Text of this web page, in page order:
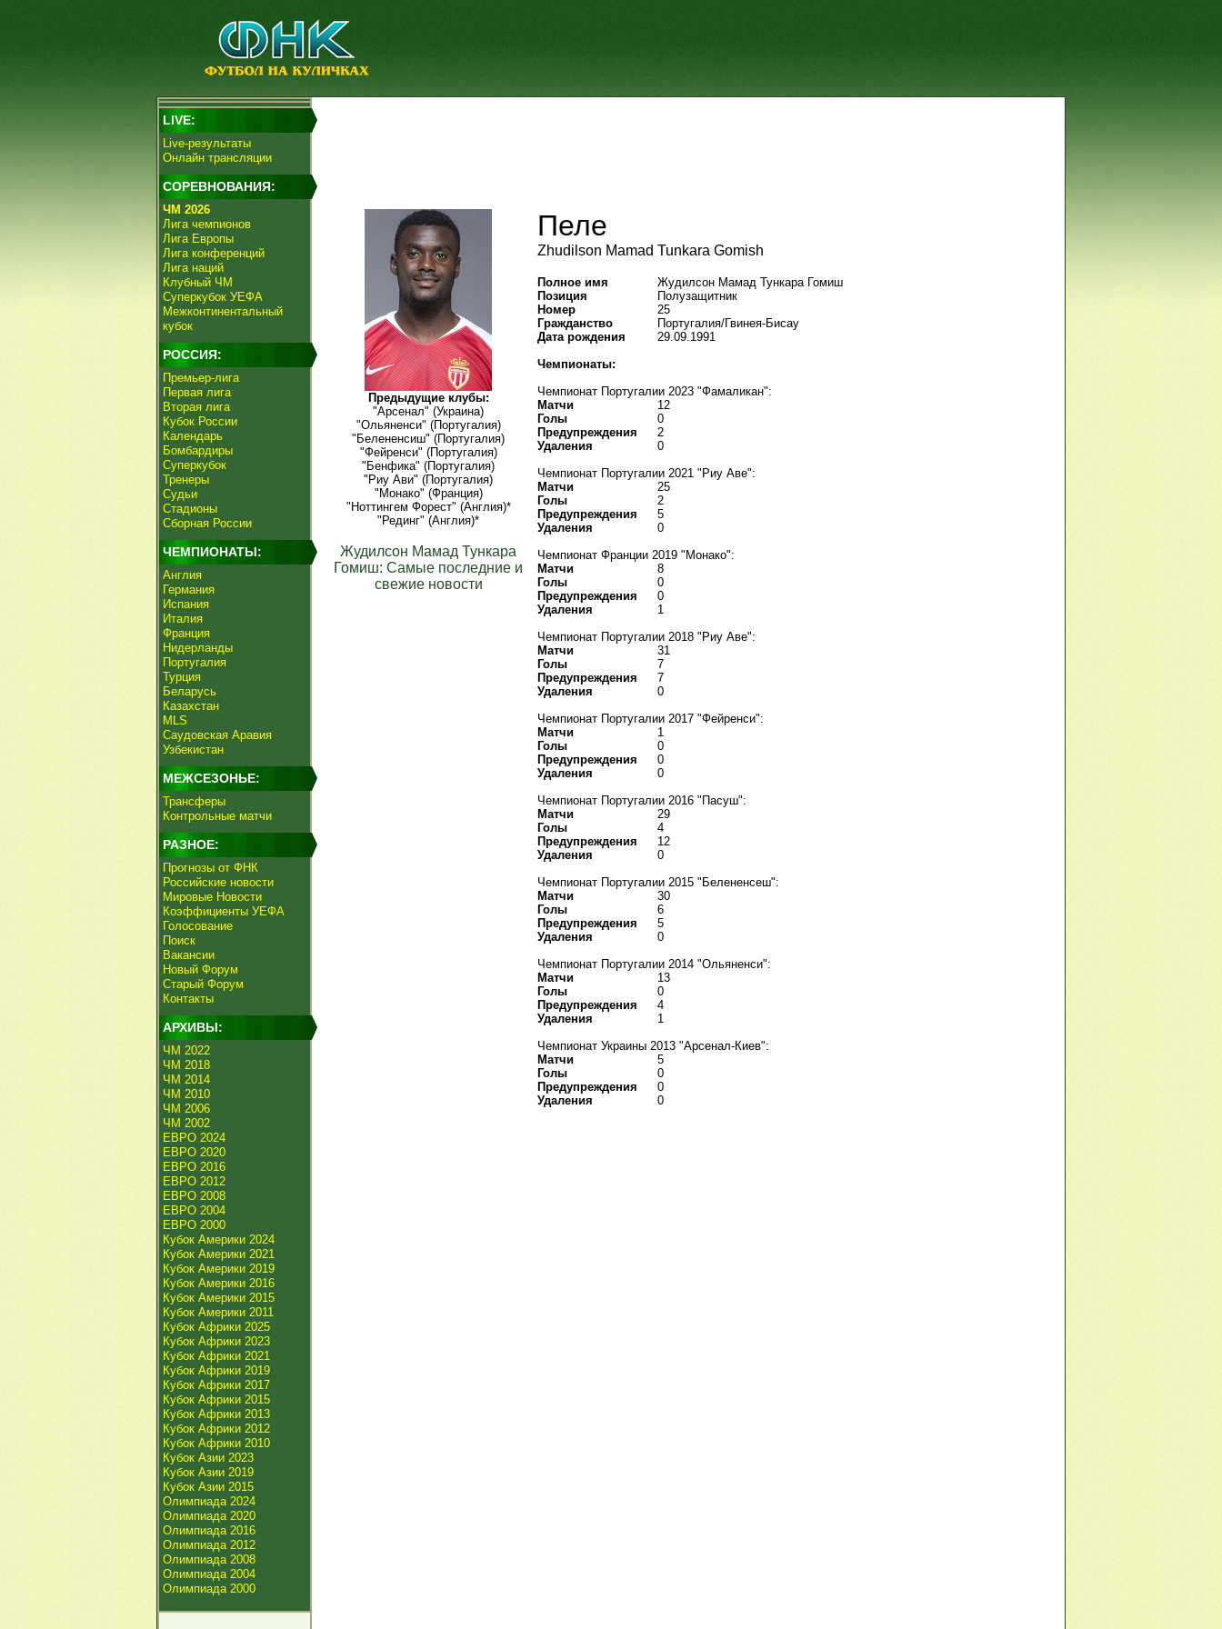
LIVE:
Live-результаты
Онлайн трансляции
СОРЕВНОВАНИЯ:
ЧМ 2026
Лига чемпионов
Лига Европы
Лига конференций
Лига наций
Клубный ЧМ
Суперкубок УЕФА
Межконтинентальный
кубок
РОССИЯ:
Премьер-лига
Первая лига
Вторая лига
Кубок России
Календарь
Бомбардиры
Суперкубок
Тренеры
Судьи
Стадионы
Сборная России
ЧЕМПИОНАТЫ:
Англия
Германия
Испания
Италия
Франция
Нидерланды
Португалия
Турция
Беларусь
Казахстан
MLS
Саудовская Аравия
Узбекистан
МЕЖСЕЗОНЬЕ:
Трансферы
Контрольные матчи
РАЗНОЕ:
Прогнозы от ФНК
Российские новости
Мировые Новости
Коэффициенты УЕФА
Голосование
Поиск
Вакансии
Новый Форум
Старый Форум
Контакты
АРХИВЫ:
ЧМ 2022
ЧМ 2018
ЧМ 2014
ЧМ 2010
ЧМ 2006
ЧМ 2002
ЕВРО 2024
ЕВРО 2020
ЕВРО 2016
ЕВРО 2012
ЕВРО 2008
ЕВРО 2004
ЕВРО 2000
Кубок Америки 2024
Кубок Америки 2021
Кубок Америки 2019
Кубок Америки 2016
Кубок Америки 2015
Кубок Америки 2011
Кубок Африки 2025
Кубок Африки 2023
Кубок Африки 2021
Кубок Африки 2019
Кубок Африки 2017
Кубок Африки 2015
Кубок Африки 2013
Кубок Африки 2012
Кубок Африки 2010
Кубок Азии 2023
Кубок Азии 2019
Кубок Азии 2015
Олимпиада 2024
Олимпиада 2020
Олимпиада 2016
Олимпиада 2012
Олимпиада 2008
Олимпиада 2004
Олимпиада 2000
Предыдущие клубы:
"Арсенал" (Украина)
"Ольяненси" (Португалия)
"Белененсиш" (Португалия)
"Фейренси" (Португалия)
"Бенфика" (Португалия)
"Риу Ави" (Португалия)
"Монако" (Франция)
"Ноттингем Форест" (Англия)*
"Рединг" (Англия)*
Жудилсон Мамад Тункара
Гомиш: Самые последние и
свежие новости
Пеле
Zhudilson Mamad Tunkara Gomish
Полное имя
Жудилсон Мамад Тункара Гомиш
Позиция
Полузащитник
Номер
25
Гражданство
Португалия/Гвинея-Бисау
Дата рождения
29.09.1991
Чемпионаты:
Чемпионат Португалии 2023 "Фамаликан":
Матчи
12
Голы
0
Предупреждения
2
Удаления
0
Чемпионат Португалии 2021 "Риу Аве":
Матчи
25
Голы
2
Предупреждения
5
Удаления
0
Чемпионат Франции 2019 "Монако":
Матчи
8
Голы
0
Предупреждения
0
Удаления
1
Чемпионат Португалии 2018 "Риу Аве":
Матчи
31
Голы
7
Предупреждения
7
Удаления
0
Чемпионат Португалии 2017 "Фейренси":
Матчи
1
Голы
0
Предупреждения
0
Удаления
0
Чемпионат Португалии 2016 "Пасуш":
Матчи
29
Голы
4
Предупреждения
12
Удаления
0
Чемпионат Португалии 2015 "Белененсеш":
Матчи
30
Голы
6
Предупреждения
5
Удаления
0
Чемпионат Португалии 2014 "Ольяненси":
Матчи
13
Голы
0
Предупреждения
4
Удаления
1
Чемпионат Украины 2013 "Арсенал-Киев":
Матчи
5
Голы
0
Предупреждения
0
Удаления
0